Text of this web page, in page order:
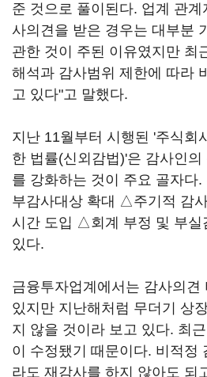
준 것으로 풀이된다. 업계 관
사의견을 받은 경우는 대부분
관한 것이 주된 이유였지만 최
해석과 감사범위 제한에 따라
고 있다"고 말했다.
지난 11월부터 시행된 '주식회
한 법률(신외감법)'은 감사인의
를 강화하는 것이 주요 골자다
부감사대상 확대 △주기적 감
시간 도입 △회계 부정 및 부실
있다.
금융투자업계에서는 감사의견
있지만 지난해처럼 무더기 상
지 않을 것이라 보고 있다. 최
이 수정됐기 때문이다. 비적정
라도 재감사를 하지 않아도 되